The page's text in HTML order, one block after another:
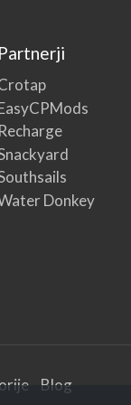
Partnerji
Recharge
Donkey
Blog